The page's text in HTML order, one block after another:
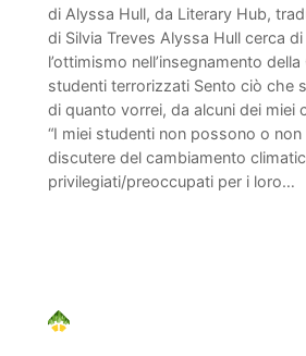
di Alyssa Hull, da Literary Hub,
di Silvia Treves Alyssa Hull cerca
l’ottimismo nell’insegnamento
studenti terrorizzati Sento ciò che
di quanto vorrei, da alcuni dei miei
“I miei studenti non possono o
discutere del cambiamento
privilegiati/preoccupati per i loro…